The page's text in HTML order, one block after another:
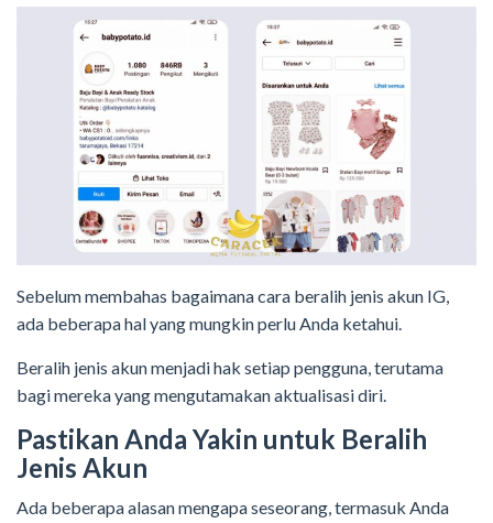
Sebelum membahas bagaimana cara beralih jenis akun IG,
ada beberapa hal yang mungkin perlu Anda ketahui.
Beralih jenis akun menjadi hak setiap pengguna, terutama
bagi mereka yang mengutamakan aktualisasi diri.
Pastikan Anda Yakin untuk Beralih
Jenis Akun
Ada beberapa alasan mengapa seseorang, termasuk Anda